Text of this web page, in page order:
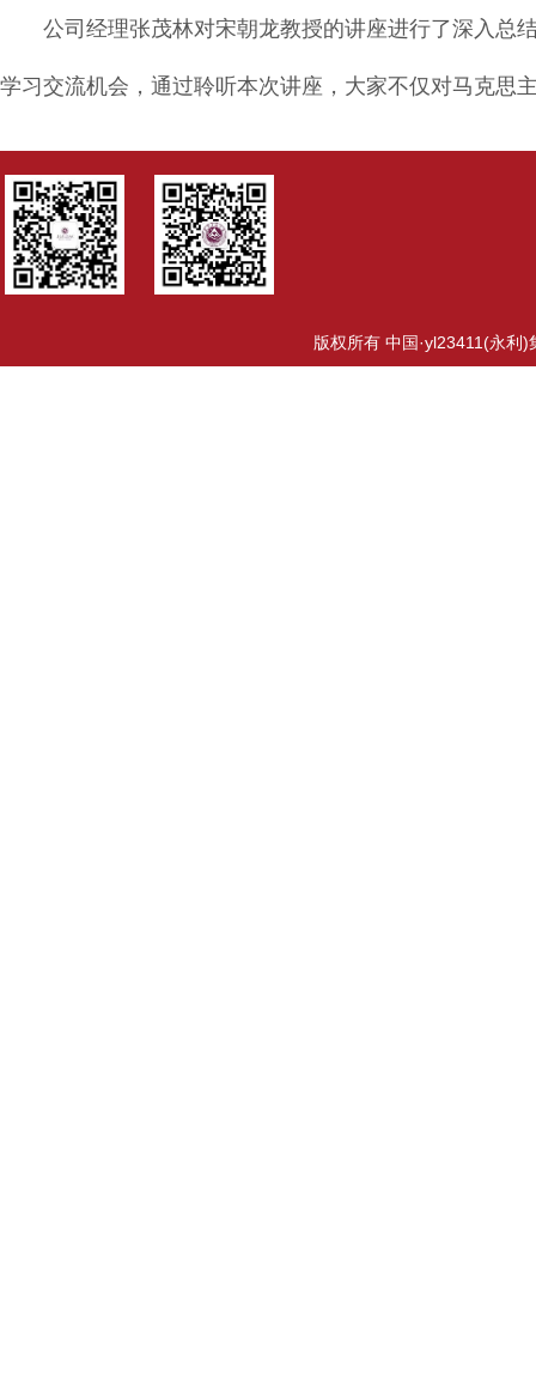
公司经理张茂林对宋朝龙教授的讲座进行了深入总
学习交流机会，通过聆听本次讲座，大家不仅对马克思
版权所有 中国·yl23411(永